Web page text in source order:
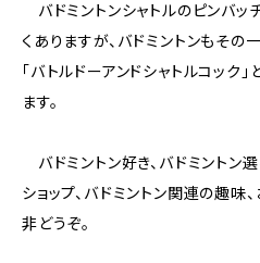
バドミントンシャトルのピンバ
くありますが、バドミントンもそ
「バトルドーアンドシャトルコック
ます。
バドミントン好き、バドミントン
ショップ、バドミントン関連の趣味
非どうぞ。